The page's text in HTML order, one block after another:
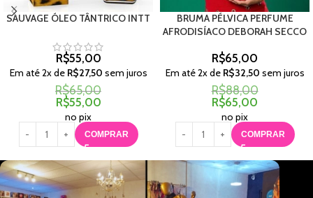
SAUVAGE ÓLEO TÂNTRICO INTT
R$55,00
Em até2x de R$27,50 sem juros
R$65,00
R$55,00
no pix
COMPRAR
BRUMA PÉLVICA PERFUME
AFRODISÍACO DEBORAH SECCO
R$65,00
Em até2x de R$32,50 sem juros
R$88,00
R$65,00
no pix
COMPRAR